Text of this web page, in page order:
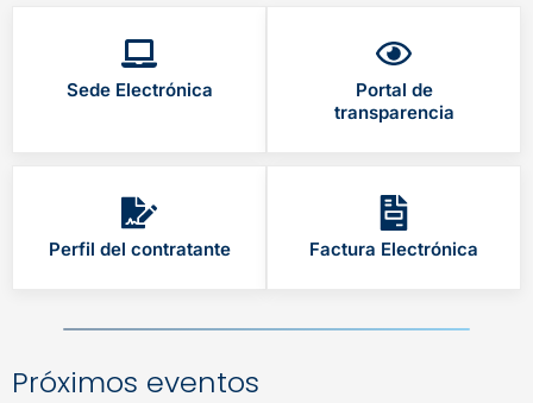
Sede Electrónica
Portal de
transparencia
Perfil del contratante Factura Electrónica
Próximos eventos